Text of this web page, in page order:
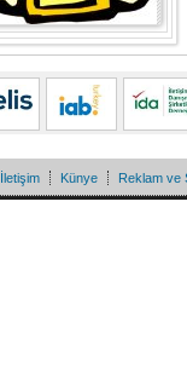
İletişim Künye Reklam ve